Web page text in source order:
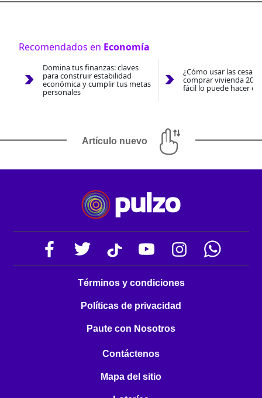
Recomendados en Economía
Domina tus finanzas: claves
para construir estabilidad
económica y cumplir tus metas
personales
¿Cómo usar las
comprar vivienda
fácil lo puede hacer
Artículo nuevo
Términos y condiciones
Políticas de privacidad
Paute con Nosotros
Contáctenos
Mapa del sitio